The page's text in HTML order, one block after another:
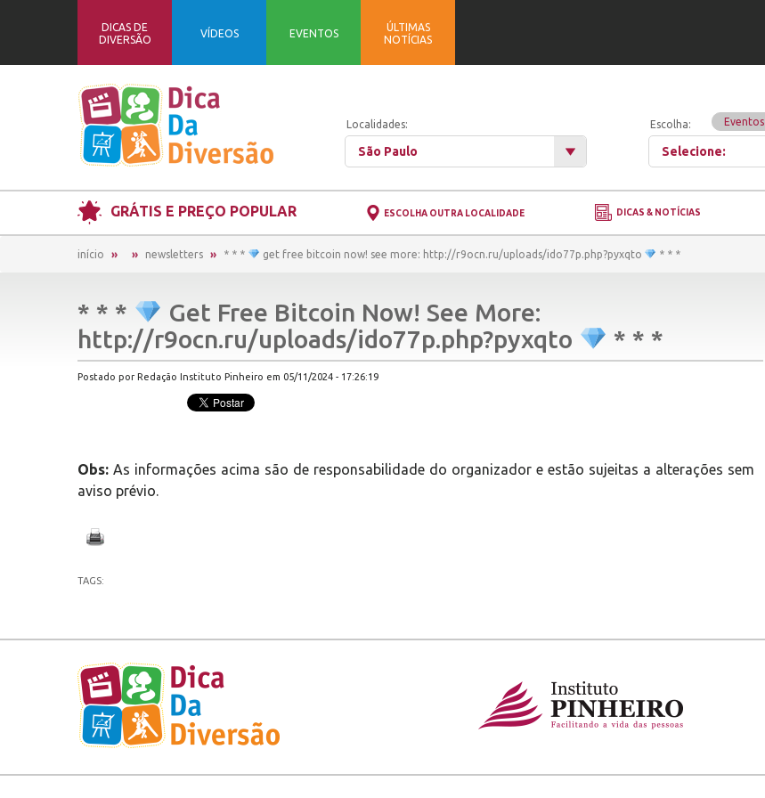
DICAS DE
DIVERSÃO
VÍDEOS EVENTOS
ÚLTIMAS
NOTÍCIAS
Localidades:
São Paulo
Escolha: Eventos
Selecione:
GRÁTIS E PREÇO POPULAR ESCOLHA OUTRA LOCALIDADE DICAS & NOTÍCIAS
início newsletters * * * get free bitcoin now! see more: http://r9ocn.ru/uploads/ido77p.php?pyxqto * * *
* * *
Get Free Bitcoin Now! See More:
http://r9ocn.ru/uploads/ido77p.php?pyxqto
* * *
Postado por Redação Instituto Pinheiro em 05/11/2024 - 17:26:19
Obs: As informações acima são de responsabilidade do organizador e estão sujeitas a alterações sem
aviso prévio.
TAGS: